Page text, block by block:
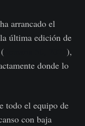
arrancado el
última edición de
),
donde lo
todo el equipo de
con baja